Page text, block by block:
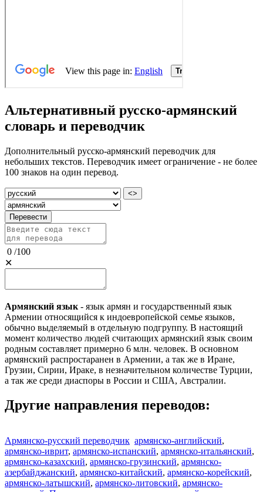
Альтернативный русско-армянский
словарь и переводчик
Дополнительный русско-армянский переводчик для
небольших текстов. Переводчик имеет ограничение - не более
100 знаков на один перевод.
<>
Перевести
0 /100
✕
Армянский язык - язык армян и государственный язык
Армении относящийся к индоевропейской семье языков,
обычно выделяемый в отдельную подгруппу. В настоящий
момент количество людей считающих армянский язык своим
родным составляет примерно 6 млн. человек. В основном
армянский распростаранен в Армении, а так же в Иране,
Грузии, Сирии, Ираке, в незначительном количестве Турции,
а так же среди диаспоры в России и США, Австралии.
Другие направления переводов:
Армянско-русский переводчик армянско-английский,
армянско-иврит, армянско-испанский, армянско-итальянский,
армянско-казахский, армянско-грузинский, армянско-
азербайджанский, армянско-китайский, армянско-корейский,
армянско-латышский, армянско-литовский, армянско-